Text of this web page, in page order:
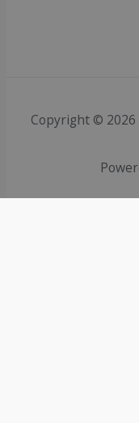
Copyright © 2026